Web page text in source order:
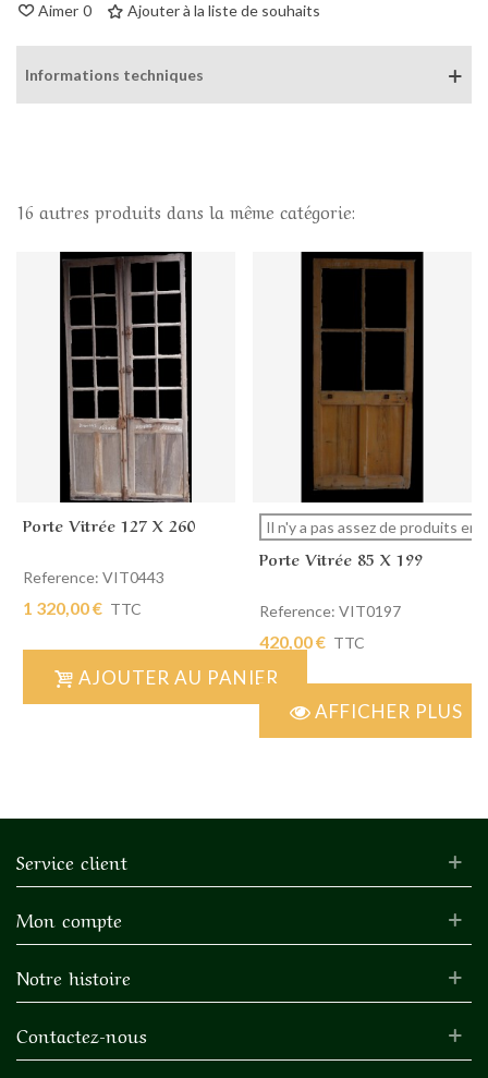
Aimer 0 Ajouter à la liste de souhaits
Informations techniques
16 autres produits dans la même catégorie:
Porte Vitrée 127 X 260
Reference: VIT0443
1 320,00 € TTC
AJOUTER AU PANIER
Il n'y a pas assez de produits en
Porte Vitrée 85 X 199
Reference: VIT0197
420,00 € TTC
AFFICHER PLUS
Service client
Mon compte
Notre histoire
Contactez-nous